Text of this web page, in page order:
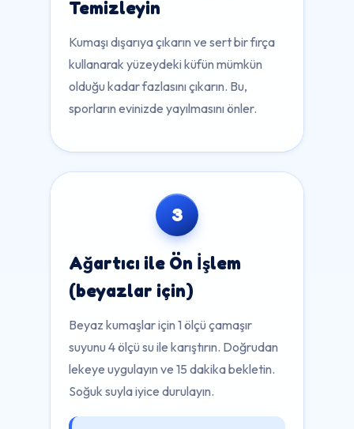
Temizleyin
Kumaşı dışarıya çıkarın ve sert bir fırça
kullanarak yüzeydeki küfün mümkün
olduğu kadar fazlasını çıkarın. Bu,
sporların evinizde yayılmasını önler.
3
Ağartıcı ile Ön İşlem
(beyazlar için)
Beyaz kumaşlar için 1 ölçü çamaşır
suyunu 4 ölçü su ile karıştırın. Doğrudan
lekeye uygulayın ve 15 dakika bekletin.
Soğuk suyla iyice durulayın.